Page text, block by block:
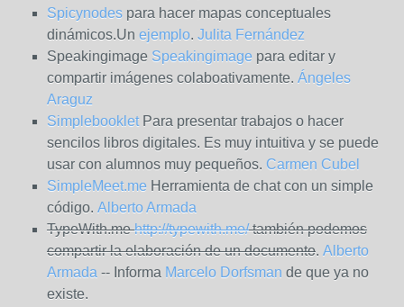
Spicynodes para hacer mapas conceptuales
dinámicos.Un ejemplo. Julita Fernández
Speakingimage Speakingimage para editar y
compartir imágenes colaboativamente. Ángeles
Araguz
SimplebookletPara presentar trabajos o hacer
sencilos libros digitales. Es muy intuitiva y se puede
usar con alumnos muy pequeños. Carmen Cubel
SimpleMeet.me Herramienta de chat con un simple
código. Alberto Armada
TypeWith.mehttp://typewith.me/también podemos
compartir la elaboración de un documento. Alberto
Armada -- Informa Marcelo Dorfsman de que ya no
existe.